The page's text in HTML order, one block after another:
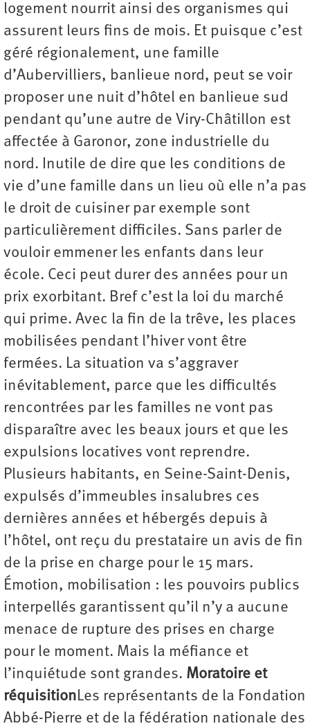
logement nourrit ainsi des organismes qui
assurent leurs fins de mois. Et puisque c’est
géré régionalement, une famille
d’Aubervilliers, banlieue nord, peut se voir
proposer une nuit d’hôtel en banlieue sud
pendant qu’une autre de Viry-Châtillon est
affectée à Garonor, zone industrielle du
nord. Inutile de dire que les conditions de
vie d’une famille dans un lieu où elle n’a pas
le droit de cuisiner par exemple sont
particulièrement difficiles. Sans parler de
vouloir emmener les enfants dans leur
école. Ceci peut durer des années pour un
prix exorbitant. Bref c’est la loi du marché
qui prime. Avec la fin de la trêve, les places
mobilisées pendant l’hiver vont être
fermées. La situation va s’aggraver
inévitablement, parce que les difficultés
rencontrées par les familles ne vont pas
disparaître avec les beaux jours et que les
expulsions locatives vont reprendre.
Plusieurs habitants, en Seine-Saint-Denis,
expulsés d’immeubles insalubres ces
dernières années et hébergés depuis à
l’hôtel, ont reçu du prestataire un avis de fin
de la prise en charge pour le 15 mars.
Émotion, mobilisation : les pouvoirs publics
interpellés garantissent qu’il n’y a aucune
menace de rupture des prises en charge
pour le moment. Mais la méfiance et
l’inquiétude sont grandes. Moratoire et
réquisitionLes représentants de la Fondation
Abbé-Pierre et de la fédération nationale des